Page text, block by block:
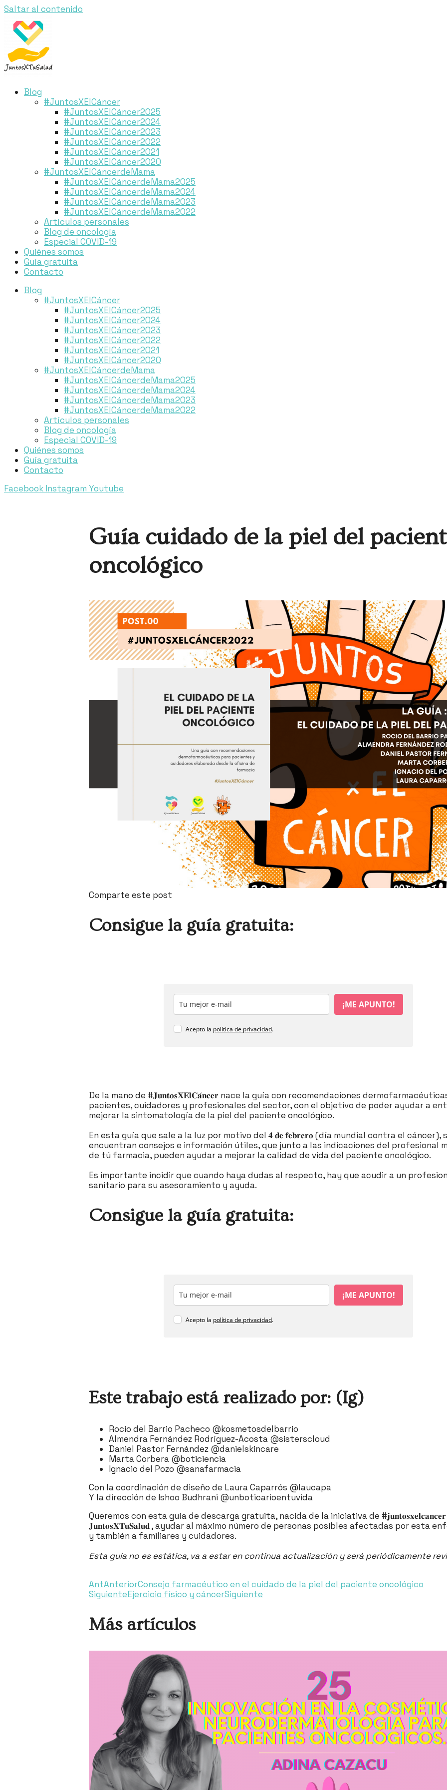
Saltar al contenido
Blog
#JuntosXElCáncer
#JuntosXElCáncer2025
#JuntosXElCáncer2024
#JuntosXElCáncer2023
#JuntosXElCáncer2022
#JuntosXElCáncer2021
#JuntosXElCáncer2020
#JuntosXElCáncerdeMama
#JuntosXElCáncerdeMama2025
#JuntosXElCáncerdeMama2024
#JuntosXElCáncerdeMama2023
#JuntosXElCáncerdeMama2022
Artículos personales
Blog de oncología
Especial COVID-19
Quiénes somos
Guía gratuita
Contacto
Blog
#JuntosXElCáncer
#JuntosXElCáncer2025
#JuntosXElCáncer2024
#JuntosXElCáncer2023
#JuntosXElCáncer2022
#JuntosXElCáncer2021
#JuntosXElCáncer2020
#JuntosXElCáncerdeMama
#JuntosXElCáncerdeMama2025
#JuntosXElCáncerdeMama2024
#JuntosXElCáncerdeMama2023
#JuntosXElCáncerdeMama2022
Artículos personales
Blog de oncología
Especial COVID-19
Quiénes somos
Guía gratuita
Contacto
Facebook Instagram Youtube
Guía cuidado de la piel del
oncológico
Comparte este post
Consigue la guía gratuita:
¡ME APUNTO!
Acepto la política de privacidad.
De la mano de #𝐉𝐮𝐧𝐭𝐨𝐬𝐗𝐄𝐥𝐂𝐚́𝐧𝐜𝐞𝐫 nace la guía con recomendaciones
pacientes, cuidadores y profesionales del sector, con el objetivo de poder ayudar a
mejorar la sintomatología de la piel del paciente oncológico. ⁣
En esta guía que sale a la luz por motivo del 𝟒 𝐝𝐞 𝐟𝐞𝐛𝐫𝐞𝐫𝐨 (día mundial contra el cáncer),
encuentran consejos e información útiles, que junto a las indicaciones del profesional
de tú farmacia, pueden ayudar a mejorar la calidad de vida del paciente oncológico. ⁣
Es importante incidir que cuando haya dudas al respecto, hay que acudir a un
sanitario para su asesoramiento y ayuda.⁣
Consigue la guía gratuita:
¡ME APUNTO!
Acepto la política de privacidad.
Este trabajo está realizado por: (Ig)
Rocio del Barrio Pacheco @kosmetosdelbarrio
Almendra Fernández Rodríguez-Acosta @sisterscloud
Daniel Pastor Fernández @danielskincare
Marta Corbera @boticiencia
Ignacio del Pozo @sanafarmacia
Con la coordinación de diseño de Laura Caparrós @laucapa
Y la dirección de Ishoo Budhrani @unboticarioentuvida
Queremos con esta guía de descarga gratuita, nacida de la iniciativa de
𝐉𝐮𝐧𝐭𝐨𝐬𝐗𝐓𝐮𝐒𝐚𝐥𝐮𝐝 , ayudar al máximo número de personas posibles afectadas por esta
y también a familiares y cuidadores. ⁣
Esta guía no es estática, va a estar en continua actualización y será periódicamente
AntAnteriorConsejo farmacéutico en el cuidado de la piel del paciente oncológico
SiguienteEjercicio físico y cáncerSiguiente
Más artículos